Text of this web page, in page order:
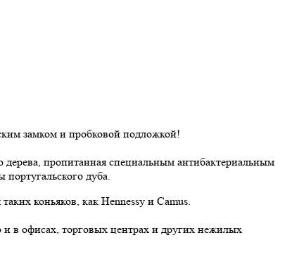
замком и пробковой подложкой!
пропитанная специальным антибактериальным
дуба.
коньяков, как Hennessy и Camus.
и в офисах, торговых центрах и других нежилых